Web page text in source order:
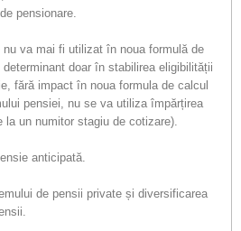
pensionare.
va mai fi utilizat în noua formulă de
doar în stabilirea eligibilității
fără impact în noua formula de calcul
pensiei, nu se va utiliza împărțirea
la un numitor stagiu de cotizare).
anticipată.
de pensii private și diversificarea